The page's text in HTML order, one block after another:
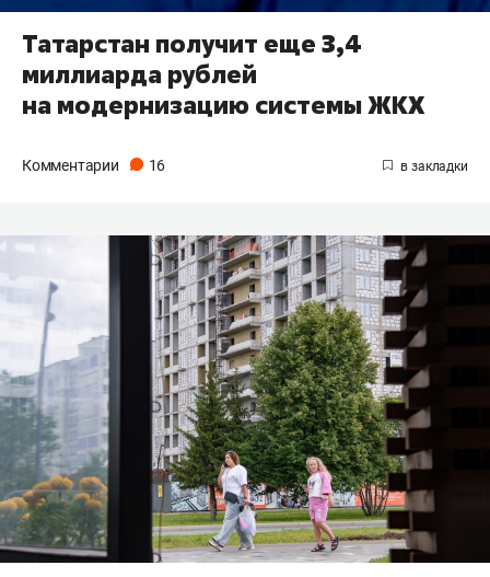
Татарстан получит еще 3,4
миллиарда рублей
на модернизацию системы ЖКХ
Комментарии 16